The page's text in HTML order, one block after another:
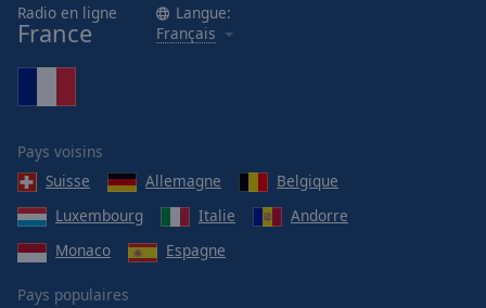
Radio en ligne
France
Langue:
Français
Pays voisins
Suisse
Allemagne
Belgique
Luxembourg
Italie
Andorre
Monaco
Espagne
Pays populaires